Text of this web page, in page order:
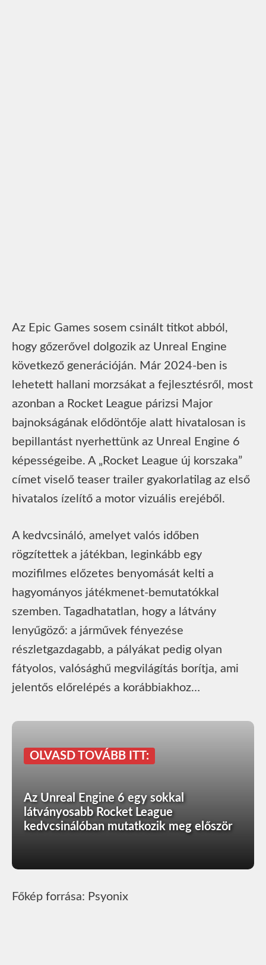
Az Epic Games sosem csinált titkot abból,
hogy gőzerővel dolgozik az Unreal Engine
következő generációján. Már 2024-ben is
lehetett hallani morzsákat a fejlesztésről, most
azonban a Rocket League párizsi Major
bajnokságának elődöntője alatt hivatalosan is
bepillantást nyerhettünk az Unreal Engine 6
képességeibe. A „Rocket League új korszaka”
címet viselő teaser trailer gyakorlatilag az első
hivatalos ízelítő a motor vizuális erejéből.
A kedvcsináló, amelyet valós időben
rögzítettek a játékban, leginkább egy
mozifilmes előzetes benyomását kelti a
hagyományos játékmenet-bemutatókkal
szemben. Tagadhatatlan, hogy a látvány
lenyűgöző: a járművek fényezése
részletgazdagabb, a pályákat pedig olyan
fátyolos, valósághű megvilágítás borítja, ami
jelentős előrelépés a korábbiakhoz…
OLVASD TOVÁBB ITT:
Az Unreal Engine 6 egy sokkal
látványosabb Rocket League
kedvcsinálóban mutatkozik meg először
Főkép forrása: Psyonix